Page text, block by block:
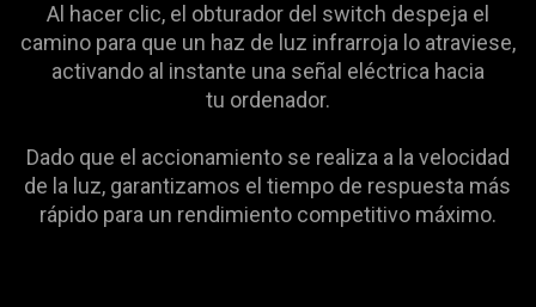
Al hacer clic, el obturador del switch despeja el
camino para que un haz de luz infrarroja lo atraviese,
activando al instante una señal eléctrica hacia
tu ordenador.
Dado que el accionamiento se realiza a la velocidad
de la luz, garantizamos el tiempo de respuesta más
rápido para un rendimiento competitivo máximo.